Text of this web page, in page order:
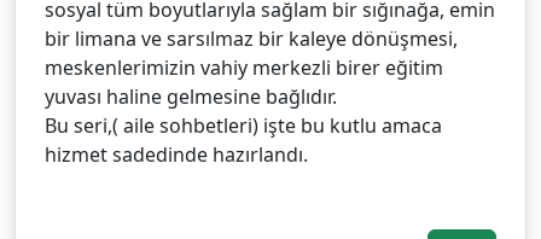
sosyal tüm boyutlarıyla sağlam bir sığınağa, emin
bir limana ve sarsılmaz bir kaleye dönüşmesi,
meskenlerimizin vahiy merkezli birer eğitim
yuvası haline gelmesine bağlıdır.
Bu seri,( aile sohbetleri) işte bu kutlu amaca
hizmet sadedinde hazırlandı.